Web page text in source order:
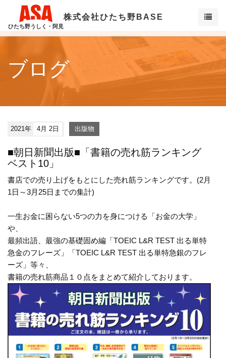
ひたち野うしく・阿見
株式会社ひたち野BASE
ブログ
2021年 4月 2日 出版物
■朝日新聞出版■「書籍の売れ筋ランキング
ベスト10」
書店での売り上げをもとにした売れ筋ランキングです。(2月
1日～3月25日までの集計)
一生お金に困らない5つの力を身につける「お金の大学」
や、
最頻出語、最強の基礎固め編「TOEIC L&R TEST 出る単特
急金のフレーズ」「TOEIC L&R TEST 出る単特急銀のフレ
ーズ」等々、
書籍の売れ筋商品１０点をまとめて紹介しております。